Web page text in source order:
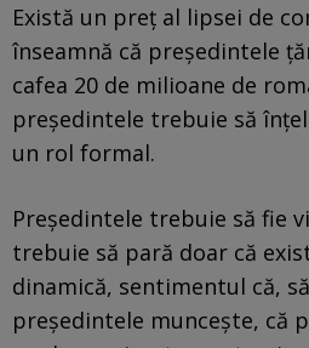
Există un preț al lipsei de
înseamnă că președintele
cafea 20 de milioane de
președintele trebuie să
un rol formal.
Președintele trebuie să fie
trebuie să pară doar că
dinamică, sentimentul că,
președintele muncește, că